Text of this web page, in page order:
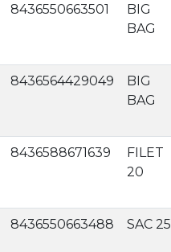
8436550663501
BIG
BAG
8436564429049
BIG
BAG
8436588671639
FILET
20
8436550663488 SAC 25